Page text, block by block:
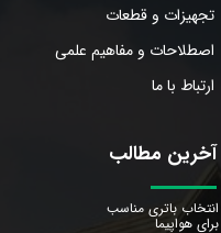
تجهیزات و قطعات
اصطلاحات و مفاهیم علمی
ارتباط با ما
آخرین مطالب
انتخاب باتری مناسب
برای هواپیما